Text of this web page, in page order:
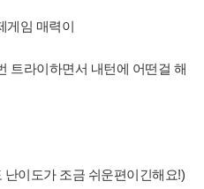
게임 매력이
트라이하면서 내턴에 어떤걸 해
이도가 조금 쉬운편이긴해요!)